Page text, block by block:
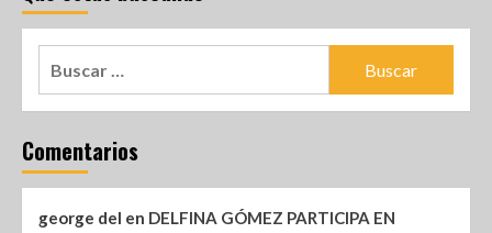
Comentarios
george del en DELFINA GÓMEZ PARTICIPA EN